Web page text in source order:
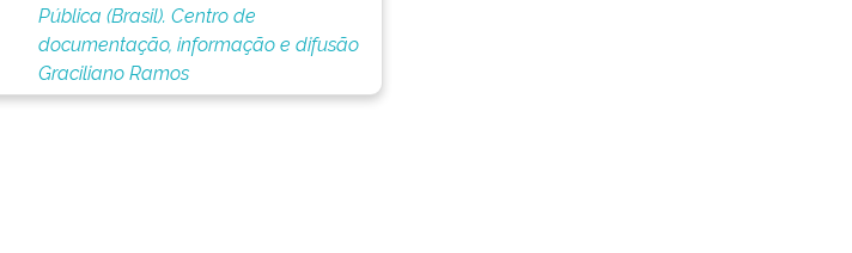
Pública (Brasil). Centro de
documentação, informação e difusão
Graciliano Ramos